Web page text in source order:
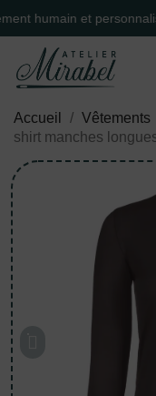
et personnalisé
Accueil Vêtements
shirt manches